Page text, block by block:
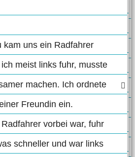
kam uns ein Radfahrer
meist links fuhr, musste
machen. Ich ordnete
Freundin ein.
vorbei war, fuhr
schneller und war links